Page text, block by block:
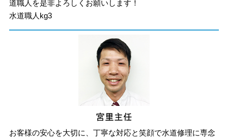
道職人を是非よろしくお願いします！
水道職人kg3
お客様の安心を大切に、丁寧な対応と笑顔で水道修理に専念